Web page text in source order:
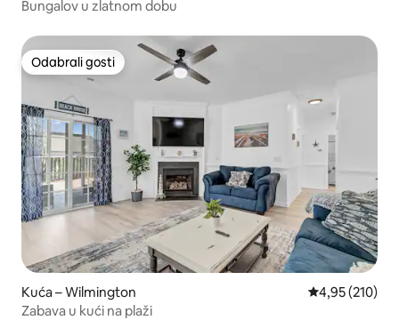
Bungalov u zlatnom dobu
Odabrali gosti
Odabrali gosti
Kuća – Wilmington Prosječna
4,95 (210)
Zabava u kući na plaži